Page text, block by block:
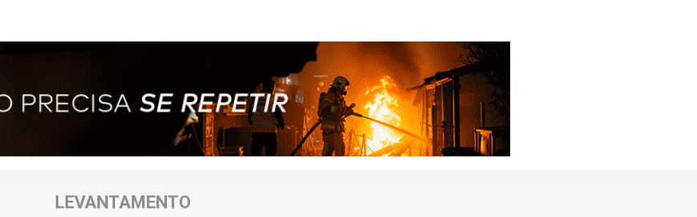
LEVANTAMENTO